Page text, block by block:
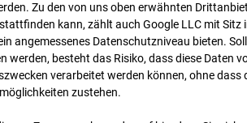
Zu den von uns oben erwähnten
kann, zählt auch Google LLC mit Sitz
angemessenes Datenschutzniveau bieten.
werden, besteht das Risiko, dass diese Daten
verarbeitet werden können, ohne
zustehen.